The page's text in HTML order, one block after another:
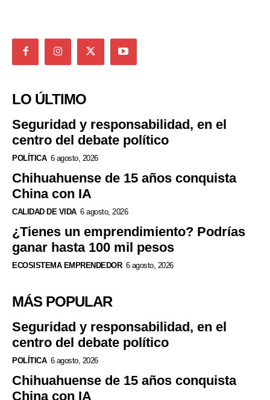
LO ÚLTIMO
Seguridad y responsabilidad, en el
centro del debate político
POLÍTICA 6 agosto, 2026
Chihuahuense de 15 años conquista
China con IA
CALIDAD DE VIDA 6 agosto, 2026
¿Tienes un emprendimiento? Podrías
ganar hasta 100 mil pesos
ECOSISTEMA EMPRENDEDOR 6 agosto, 2026
MÁS POPULAR
Seguridad y responsabilidad, en el
centro del debate político
POLÍTICA 6 agosto, 2026
Chihuahuense de 15 años conquista
China con IA